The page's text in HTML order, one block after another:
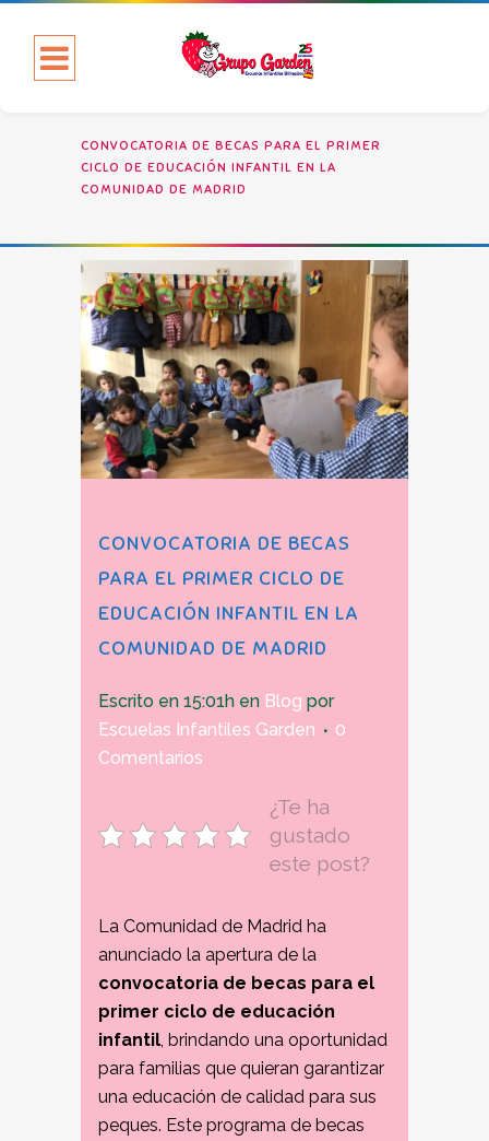
CONVOCATORIA DE BECAS PARA EL PRIMER
CICLO DE EDUCACIÓN INFANTIL EN LA
COMUNIDAD DE MADRID
CONVOCATORIA DE BECAS
PARA EL PRIMER CICLO DE
EDUCACIÓN INFANTIL EN LA
COMUNIDAD DE MADRID
Escrito en 15:01h en Blog por
Escuelas Infantiles Garden
0
Comentarios
¿Te ha
gustado
este post?
La Comunidad de Madrid ha
anunciado la apertura de la
convocatoria de becas para el
primer ciclo de educación
infantil, brindando una oportunidad
para familias que quieran garantizar
una educación de calidad para sus
peques. Este programa de becas